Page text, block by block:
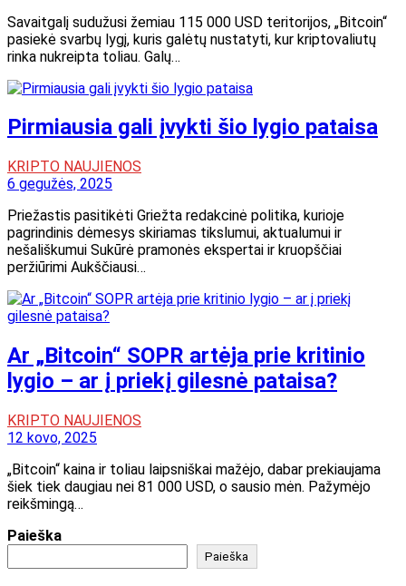
Savaitgalį sudužusi žemiau 115 000 USD teritorijos, „Bitcoin“
pasiekė svarbų lygį, kuris galėtų nustatyti, kur kriptovaliutų
rinka nukreipta toliau. Galų…
Pirmiausia gali įvykti šio lygio pataisa
KRIPTO NAUJIENOS
6 gegužės, 2025
Priežastis pasitikėti Griežta redakcinė politika, kurioje
pagrindinis dėmesys skiriamas tikslumui, aktualumui ir
nešališkumui Sukūrė pramonės ekspertai ir kruopščiai
peržiūrimi Aukščiausi…
Ar „Bitcoin“ SOPR artėja prie kritinio
lygio – ar į priekį gilesnė pataisa?
KRIPTO NAUJIENOS
12 kovo, 2025
„Bitcoin“ kaina ir toliau laipsniškai mažėjo, dabar prekiaujama
šiek tiek daugiau nei 81 000 USD, o sausio mėn. Pažymėjo
reikšmingą…
Paieška
Paieška